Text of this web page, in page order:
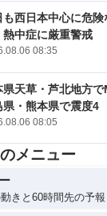
も西日本中心に危
中症に厳重警戒
08:35
県天草・芦北地方
県・熊本県で震度
08:05
メニュー
きと60時間先の予報